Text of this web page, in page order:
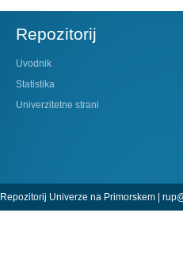
Repozitorij
Uvodnik
Statistika
Univerzitetne strani
Repozitorij Univerze na Primorskem |